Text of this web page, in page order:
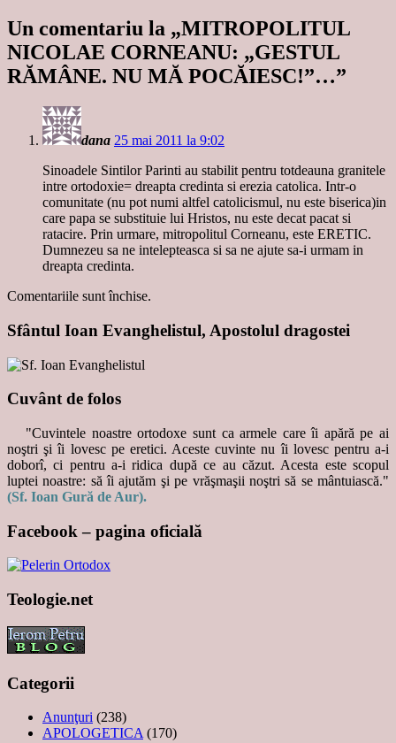
Un comentariu la „MITROPOLITUL
NICOLAE CORNEANU: „GESTUL
RĂMÂNE. NU MĂ POCĂIESC!”…”
dana 25 mai 2011 la 9:02
Sinoadele Sintilor Parinti au stabilit pentru totdeauna granitele
intre ortodoxie= dreapta credinta si erezia catolica. Intr-o
comunitate (nu pot numi altfel catolicismul, nu este biserica)in
care papa se substituie lui Hristos, nu este decat pacat si
ratacire. Prin urmare, mitropolitul Corneanu, este ERETIC.
Dumnezeu sa ne intelepteasca si sa ne ajute sa-i urmam in
dreapta credinta.
Comentariile sunt închise.
Sfântul Ioan Evanghelistul, Apostolul dragostei
Cuvânt de folos
"Cuvintele noastre ortodoxe sunt ca armele care îi apără pe ai
noştri şi îi lovesc pe eretici. Aceste cuvinte nu îi lovesc pentru a-i
doborî, ci pentru a-i ridica după ce au căzut. Acesta este scopul
luptei noastre: să îi ajutăm şi pe vrăşmaşii noştri să se mântuiască."
(Sf. Ioan Gură de Aur).
Facebook – pagina oficială
Teologie.net
Categorii
Anunţuri (238)
APOLOGETICA (170)